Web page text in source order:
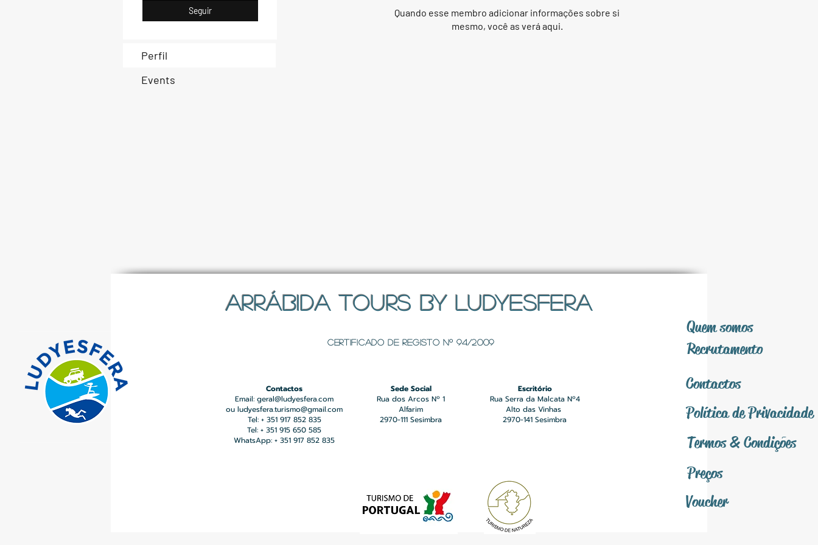
Quando esse membro adicionar informações sobre si
mesmo, você as verá aqui.
Seguir
Perfil
Events
ARRÁBIDA TOURS BY LUDYESFERA
Certificado de registo Nº 94/2009
Quem somos
Recrutamento
Contactos
Contactos
Email: geral@ludyesfera.com
ou ludyesfera.turismo@gmail.com
Tel: + 351 917 852 835
Tel: + 351 915 650 585
WhatsApp: + 351 917 852 835
Sede Social
Rua dos Arcos Nº 1
Alfarim
2970-111 Sesimbra
Escritório
Rua Serra da Malcata Nº4
Alto das Vinhas
2970-141 Sesimbra
Políticade Privacidade
Termos &Condições
Preços
Voucher